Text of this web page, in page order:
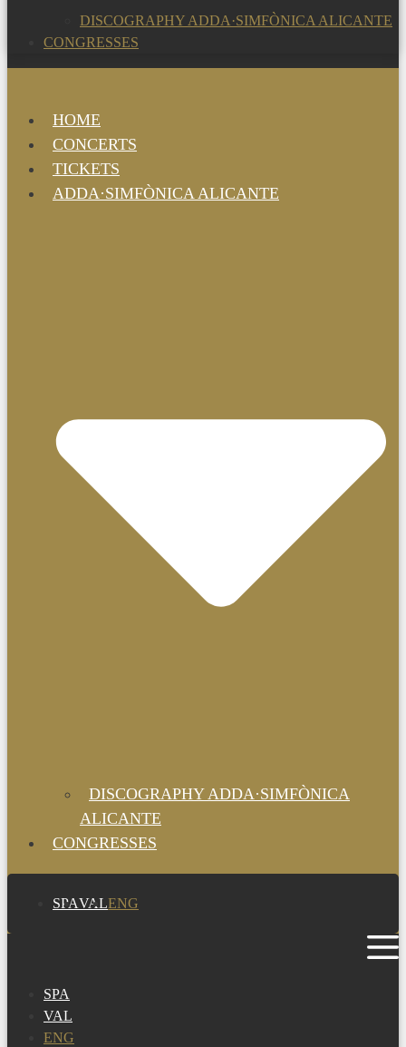
DISCOGRAPHY ADDA·SIMFÒNICA ALICANTE
CONGRESSES
HOME
CONCERTS
TICKETS
ADDA·SIMFÒNICA ALICANTE
DISCOGRAPHY ADDA·SIMFÒNICA
ALICANTE
CONGRESSES
SPAVALENG
SPA
VAL
ENG